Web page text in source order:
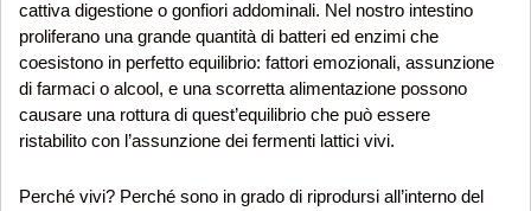
cattiva digestione o gonfiori addominali. Nel nostro intestino
proliferano una grande quantità di batteri ed enzimi che
coesistono in perfetto equilibrio: fattori emozionali, assunzione
di farmaci o alcool, e una scorretta alimentazione possono
causare una rottura di quest’equilibrio che può essere
ristabilito con l’assunzione dei fermenti lattici vivi.
Perché vivi? Perché sono in grado di riprodursi all’interno del